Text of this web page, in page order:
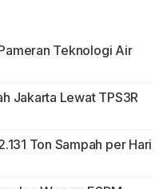
Teknologi Air
Jakarta Lewat TPS3R
Ton Sampah per Hari